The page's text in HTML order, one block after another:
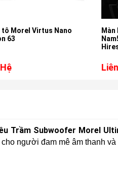
Màn Hình Ô tô Nakamichi
Nam5730 10inch Âm Thanh
Hires, DSD, DTS cho xe Honda
Liên Hệ
Trầm Subwoofer Morel
người đam mê âm thanh